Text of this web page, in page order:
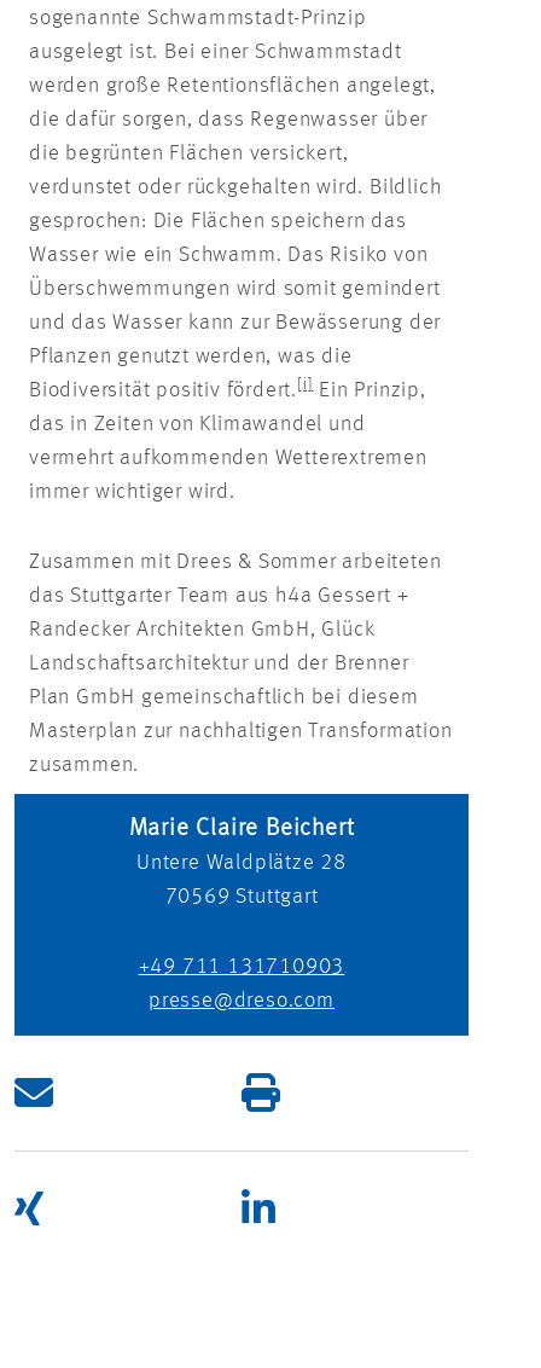
sogenannte Schwammstadt-Prinzip
ausgelegt ist. Bei einer Schwammstadt
werden große Retentionsflächen angelegt,
die dafür sorgen, dass Regenwasser über
die begrünten Flächen versickert,
verdunstet oder rückgehalten wird. Bildlich
gesprochen: Die Flächen speichern das
Wasser wie ein Schwamm. Das Risiko von
Überschwemmungen wird somit gemindert
und das Wasser kann zur Bewässerung der
Pflanzen genutzt werden, was die
Biodiversität positiv fördert.
[i] Ein Prinzip,
das in Zeiten von Klimawandel und
vermehrt aufkommenden Wetterextremen
immer wichtiger wird.
Zusammen mit Drees & Sommer arbeiteten
das Stuttgarter Team aus h4a Gessert +
Randecker Architekten GmbH, Glück
Landschaftsarchitektur und der Brenner
Plan GmbH gemeinschaftlich bei diesem
Masterplan zur nachhaltigen Transformation
zusammen.
Marie Claire Beichert
Untere Waldplätze 28
70569 Stuttgart
+49 711 131710903
presse@dreso.com